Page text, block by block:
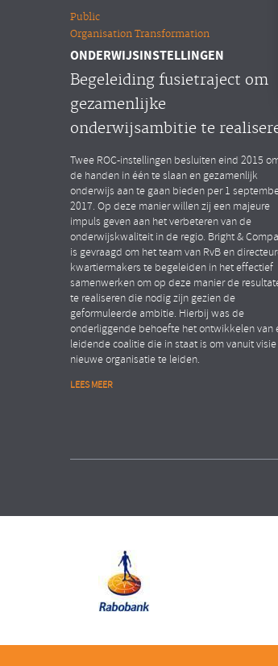
Public
Organisation Transformation
ONDERWIJSINSTELLINGEN
Begeleiding fusietraject om
gezamenlijke
onderwijsambitie te
Twee ROC-instellingen besluiten eind 2015
de handen in één te slaan en gezamenlijk
onderwijs aan te gaan bieden per 1
2017. Op deze manier willen zij een majeure
impuls geven aan het verbeteren van de
onderwijskwaliteit in de regio. Bright &
is gevraagd om het team van RvB en
kwartiermakers te begeleiden in het effectief
samenwerken om op deze manier de
te realiseren die nodig zijn gezien de
geformuleerde ambitie. Hierbij was de
onderliggende behoefte het ontwikkelen van
leidende coalitie die in staat is om vanuit
nieuwe organisatie te leiden.
LEES MEER
Financiële dienstverlening
Organisation Transformation